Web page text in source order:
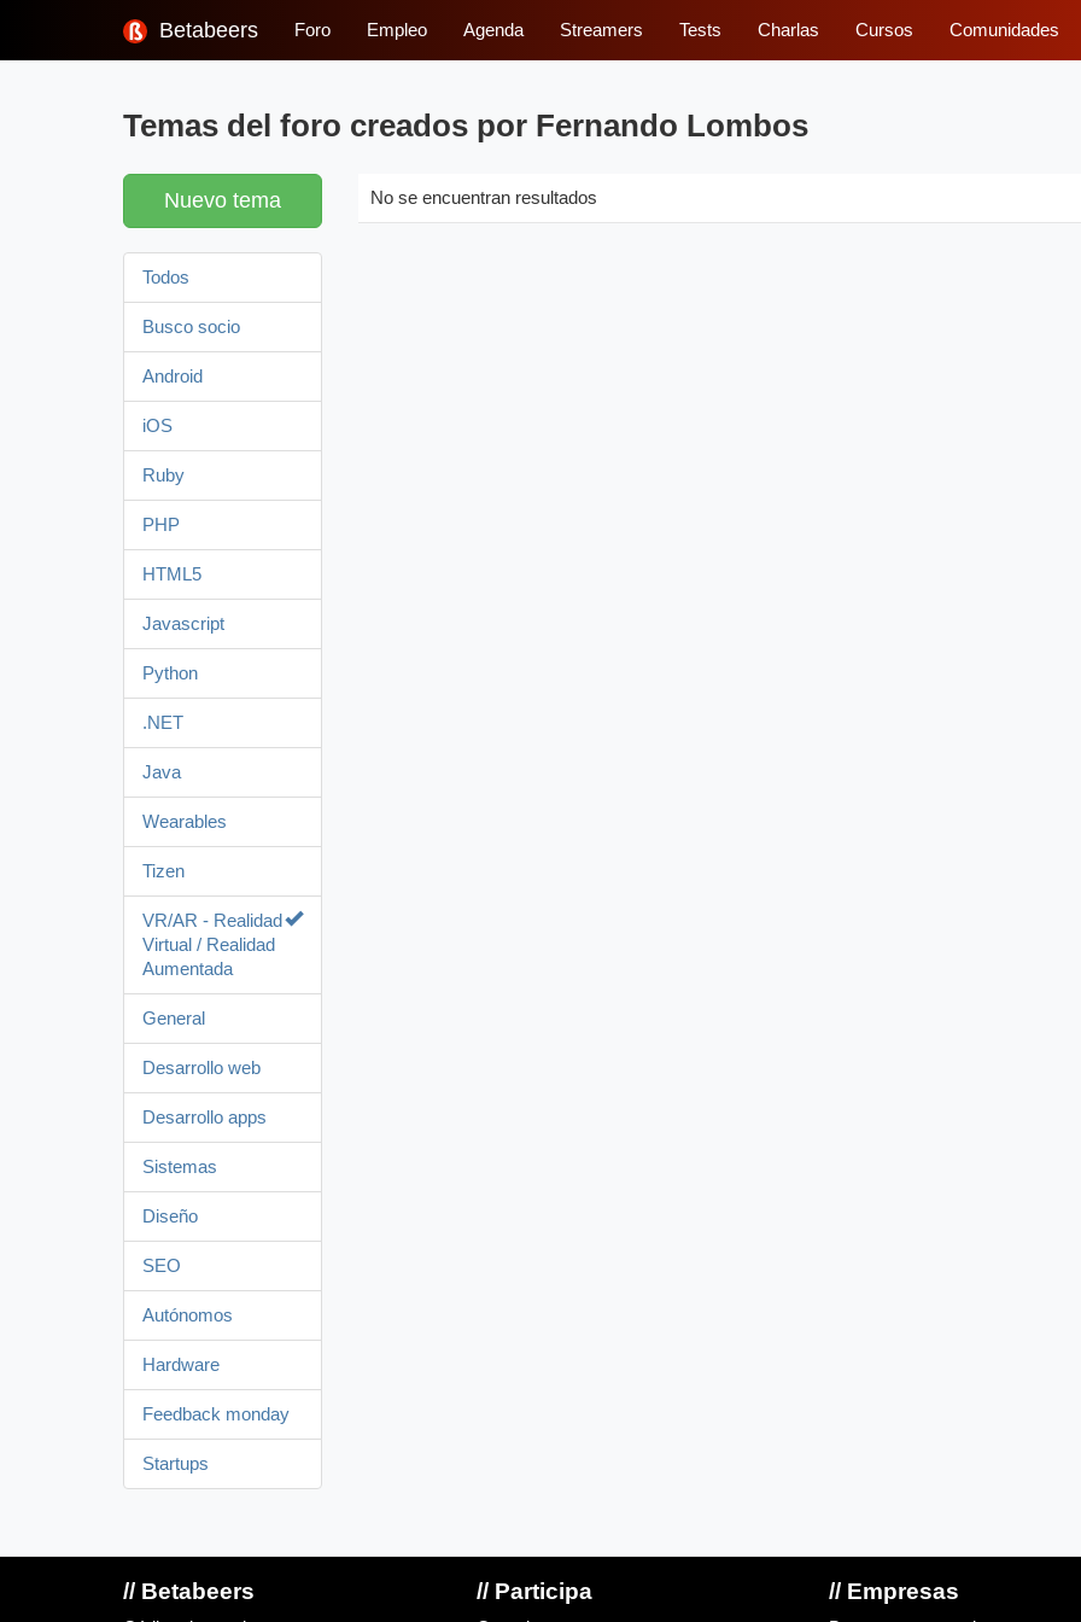
Betabeers Foro Empleo Agenda Streamers Tests Charlas Cursos Comunidades
Temas del foro creados por Fernando Lombos
Nuevo tema
Todos
Busco socio
Android
iOS
Ruby
PHP
HTML5
Javascript
Python
.NET
Java
Wearables
Tizen
VR/AR - Realidad
Virtual / Realidad
Aumentada
General
Desarrollo web
Desarrollo apps
Sistemas
Diseño
SEO
Autónomos
Hardware
Feedback monday
Startups
No se encuentran resultados
// Betabeers // Participa // Empresas